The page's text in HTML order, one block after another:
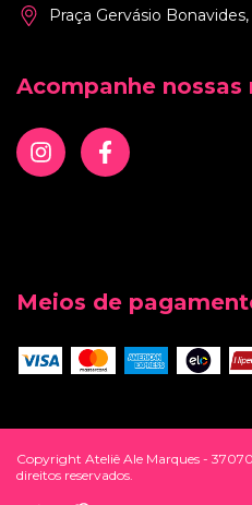
Praça Gervásio
Acompanhe nossas
Meios de
Copyright Ateliê Ale Marques -
direitos reservados.